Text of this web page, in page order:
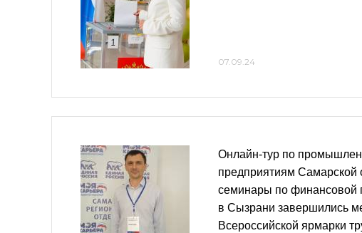
07.09.24
Онлайн-тур по
предприятиям Самарской
семинары по финансовой
в Сызрани завершились
Всероссийской ярмарки